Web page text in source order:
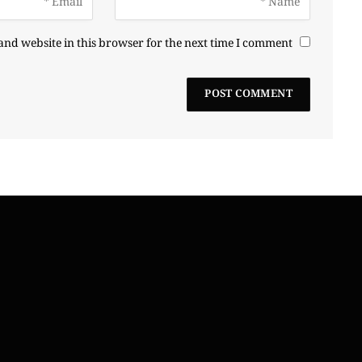
website in this browser for the next time I comment.